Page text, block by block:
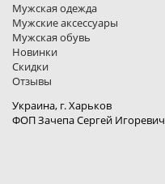
Мужская одежда
Мужские аксессуары
Мужская обувь
Новинки
Скидки
Отзывы
Украина, г. Харьков
ФОП Зачепа Сергей Игоревич